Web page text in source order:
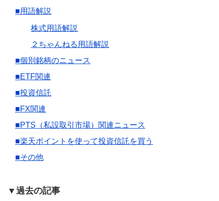
■用語解説
株式用語解説
２ちゃんねる用語解説
■個別銘柄のニュース
■ETF関連
■投資信託
■FX関連
■PTS（私設取引市場）関連ニュース
■楽天ポイントを使って投資信託を買う
■その他
▼過去の記事